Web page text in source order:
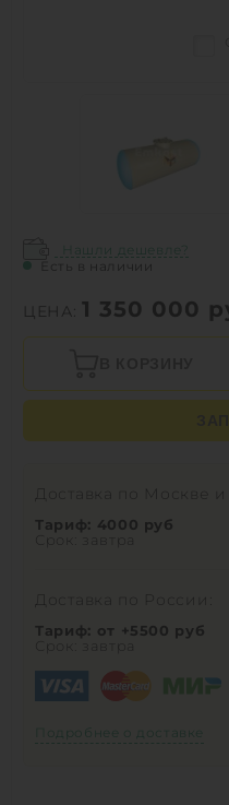
Нашли дешевле?
Есть в наличии
ЦЕНА: 1 350 000
Доставка по Москве и
Тариф: 4000 руб
Срок: завтра
Доставка по России:
Тариф: от +5500 руб
Срок: завтра
Подробнее о доставке